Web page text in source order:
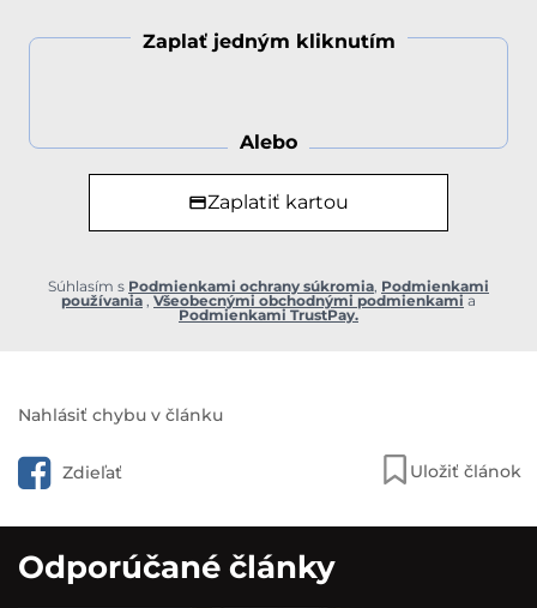
Zaplať jedným kliknutím
Alebo
Zaplatiť kartou
Súhlasím s Podmienkami ochrany súkromia, Podmienkami
používania , Všeobecnými obchodnými podmienkami a
Podmienkami TrustPay.
Nahlásiť chybu v článku
Zdieľať Uložiť článok
Odporúčané články